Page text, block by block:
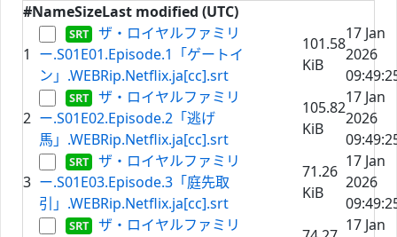
#NameSizeLast modified (UTC)
1
ザ・ロイヤルファミリ
ー.S01E01.Episode.1「ゲートイ
ン」.WEBRip.Netflix.ja[cc].srt
101.58
KiB
17 Jan
2026
2
ザ・ロイヤルファミリ
ー.S01E02.Episode.2「逃げ
馬」.WEBRip.Netflix.ja[cc].srt
105.82
KiB
17 Jan
2026
3
ザ・ロイヤルファミリ
ー.S01E03.Episode.3「庭先取
引」.WEBRip.Netflix.ja[cc].srt
71.26
KiB
17 Jan
2026
ザ・ロイヤルファミリ
17 Jan